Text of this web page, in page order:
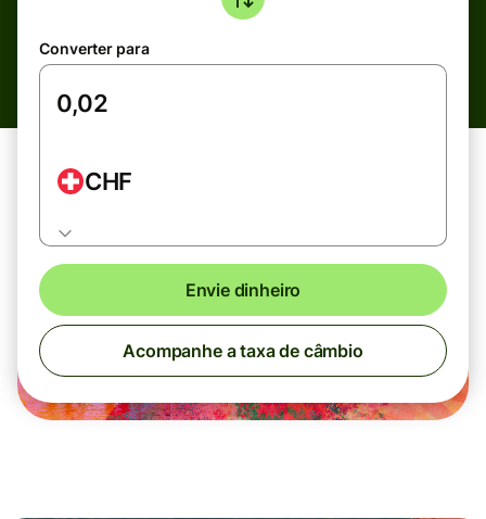
Converter para
CHF
Envie dinheiro
Acompanhe a taxa de câmbio